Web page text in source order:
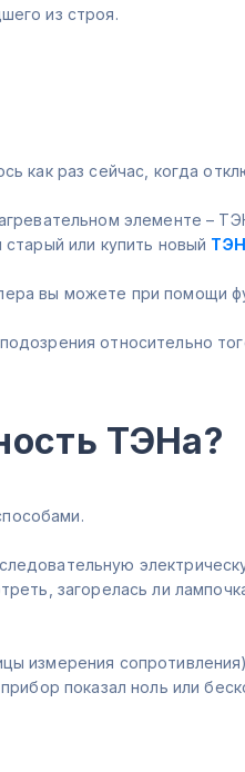
из строя.
как раз сейчас, когда
элементе –
или купить новый ТЭН
вы можете при помощи
относительно
ТЭНа?
загорелась ли
измерения
показал ноль или